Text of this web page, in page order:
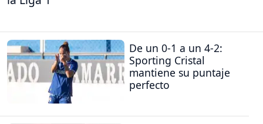
De un 0-1 a un 4-2:
Sporting Cristal
mantiene su puntaje
perfecto